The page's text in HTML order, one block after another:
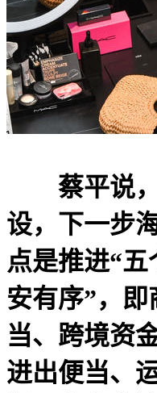
蔡平说，
设，下一步
点是推进“
安有序”，
当、跨境资
进出便当、